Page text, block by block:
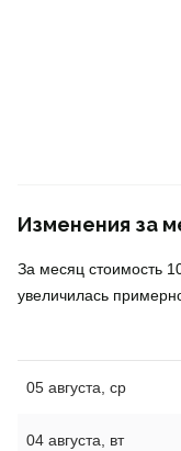
Изменения за
За месяц стоимость
увеличилась
05 августа, ср
04 августа, вт